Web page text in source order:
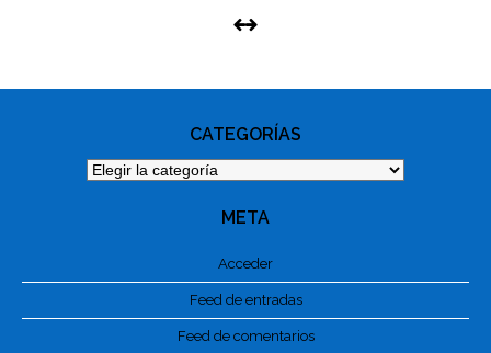
CATEGORÍAS
Categorías
META
Acceder
Feed de entradas
Feed de comentarios